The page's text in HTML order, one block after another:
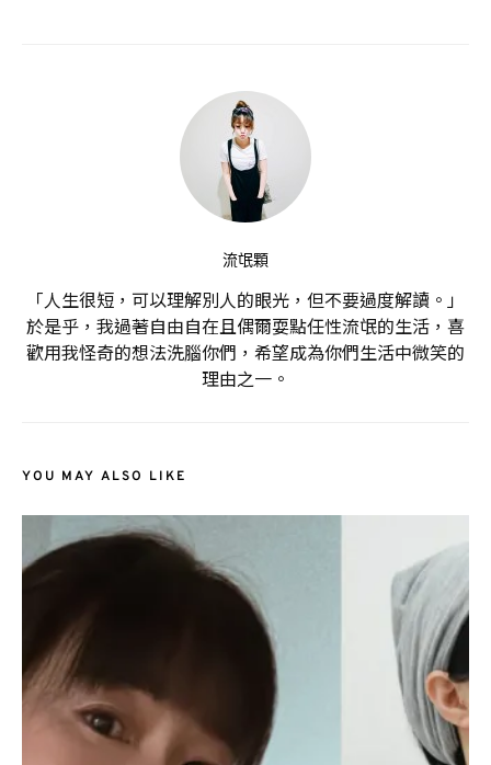
流氓顆
「人生很短，可以理解別人的眼光，但不要過度解讀。」
於是乎，我過著自由自在且偶爾耍點任性流氓的生活，喜
歡用我怪奇的想法洗腦你們，希望成為你們生活中微笑的
理由之一。
YOU MAY ALSO LIKE